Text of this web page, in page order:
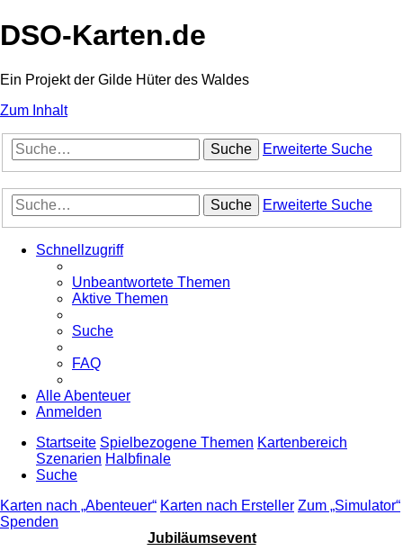
DSO-Karten.de
Ein Projekt der Gilde Hüter des Waldes
Zum Inhalt
Suche Erweiterte Suche
Suche Erweiterte Suche
Schnellzugriff
Unbeantwortete Themen
Aktive Themen
Suche
FAQ
Alle Abenteuer
Anmelden
Startseite Spielbezogene Themen Kartenbereich
Szenarien Halbfinale
Suche
Karten nach „Abenteuer“ Karten nach Ersteller Zum „Simulator“
Spenden
Jubiläumsevent